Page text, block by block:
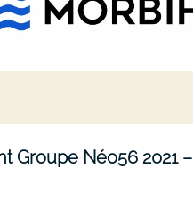
Groupe Néo56 2021 –